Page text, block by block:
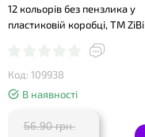
12 кольорів без пензлика у
пластиковій коробці, TM ZiBi
Код: 109938
В наявності
56.90 грн.